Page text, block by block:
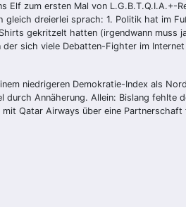
zum ersten Mal von L.G.B.T.Q.I.A.+-
dreierlei sprach: 1. Politik hat im
gekritzelt hatten (irgendwann muss
sich viele Debatten-Fighter im
niedrigeren Demokratie-Index als
Annäherung. Allein: Bislang fehlte
Qatar Airways über eine